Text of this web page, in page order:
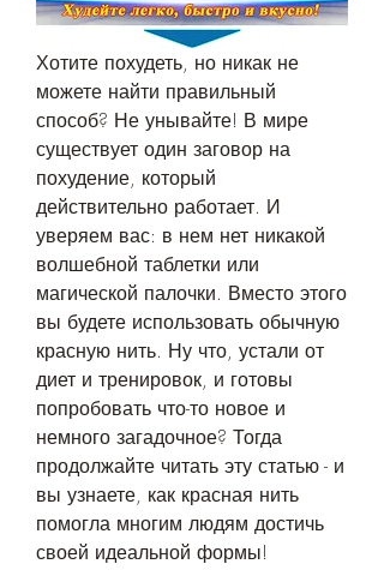
Хотите похудеть, но никак не
можете найти правильный
способ? Не унывайте! В мире
существует один заговор на
похудение, который
действительно работает. И
уверяем вас: в нем нет никакой
волшебной таблетки или
магической палочки. Вместо этого
вы будете использовать обычную
красную нить. Ну что, устали от
диет и тренировок, и готовы
попробовать что-то новое и
немного загадочное? Тогда
продолжайте читать эту статью - и
вы узнаете, как красная нить
помогла многим людям достичь
своей идеальной формы!